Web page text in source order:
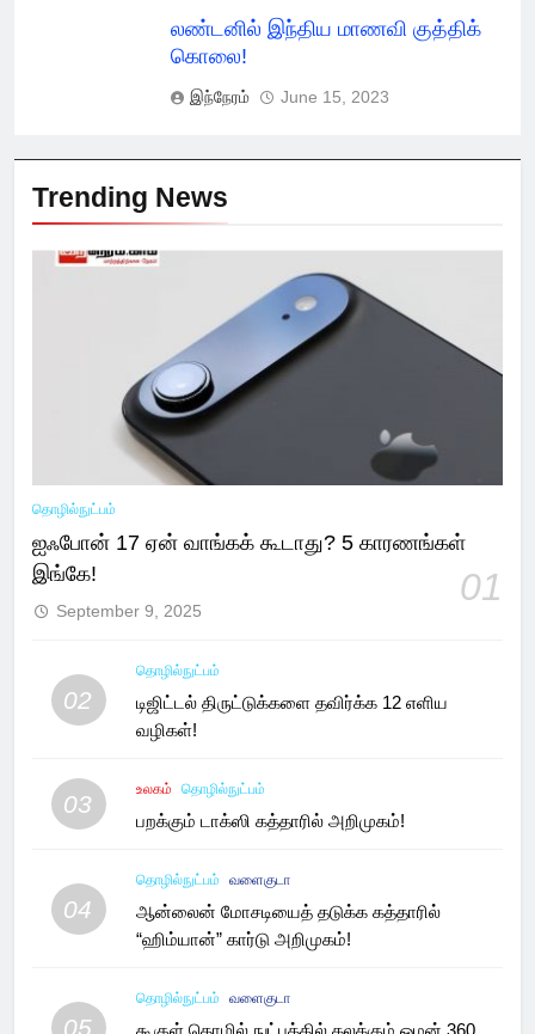
லண்டனில் இந்திய மாணவி குத்திக்
கொலை!
இந்நேரம் June 15, 2023
Trending News
தொழில்நுட்பம்
ஐஃபோன் 17 ஏன் வாங்கக் கூடாது? 5 காரணங்கள்
இங்கே!
01
September 9, 2025
02
தொழில்நுட்பம்
டிஜிட்டல் திருட்டுக்களை தவிர்க்க 12 எளிய
வழிகள்!
03
உலகம் தொழில்நுட்பம்
பறக்கும் டாக்ஸி கத்தாரில் அறிமுகம்!
04
தொழில்நுட்பம் வளைகுடா
ஆன்லைன் மோசடியைத் தடுக்க கத்தாரில்
“ஹிம்யான்” கார்டு அறிமுகம்!
05
தொழில்நுட்பம் வளைகுடா